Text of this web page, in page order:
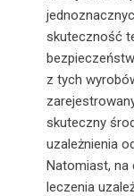
skuteczność
z tych
skuteczny
uzależnienia
Natomiast, na
leczenia